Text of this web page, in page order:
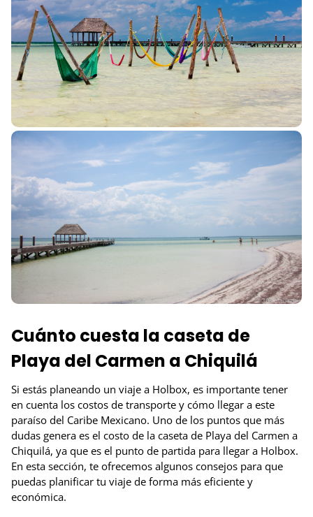
Cuánto cuesta la caseta de
Playa del Carmen a Chiquilá
Si estás planeando un viaje a Holbox, es importante tener
en cuenta los costos de transporte y cómo llegar a este
paraíso del Caribe Mexicano. Uno de los puntos que más
dudas genera es el costo de la caseta de Playa del Carmen a
Chiquilá, ya que es el punto de partida para llegar a Holbox.
En esta sección, te ofrecemos algunos consejos para que
puedas planificar tu viaje de forma más eficiente y
económica.